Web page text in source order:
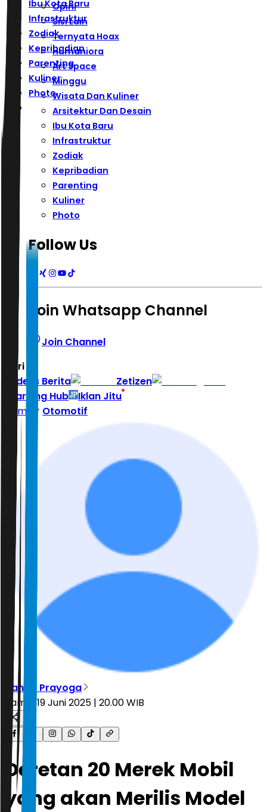
Ibu Kota Baru
Infrastruktur
Zodiak
Kepribadian
Parenting
Kuliner
Photo
Opini
Sisi Lain
Ternyata Hoax
Humaniora
Art Space
Minggu
Wisata Dan Kuliner
Arsitektur Dan Desain
Ibu Kota Baru
Infrastruktur
Zodiak
Kepribadian
Parenting
Kuliner
Photo
Follow Us
Join Whatsapp Channel
Join Channel
Hari ini
Indeks Berita
Zetizen
Learning Hub
Iklan Jitu
Home
Otomotif
Nanda Prayoga
Kamis, 19 Juni 2025 | 20.00 WIB
Deretan 20 Merek Mobil
yang akan Merilis Model